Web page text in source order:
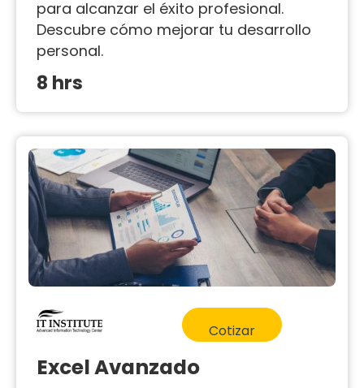
para alcanzar el éxito profesional.
Descubre cómo mejorar tu desarrollo
personal.
8 hrs
Cotizar
Excel Avanzado